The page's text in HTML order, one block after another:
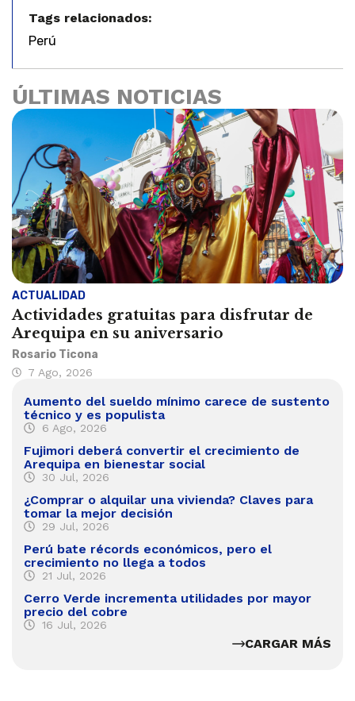
Tags relacionados:
Perú
ÚLTIMAS NOTICIAS
ACTUALIDAD
Actividades gratuitas para disfrutar de
Arequipa en su aniversario
Rosario Ticona
7 Ago, 2026
Aumento del sueldo mínimo carece de sustento
técnico y es populista
6 Ago, 2026
Fujimori deberá convertir el crecimiento de
Arequipa en bienestar social
30 Jul, 2026
¿Comprar o alquilar una vivienda? Claves para
tomar la mejor decisión
29 Jul, 2026
Perú bate récords económicos, pero el
crecimiento no llega a todos
21 Jul, 2026
Cerro Verde incrementa utilidades por mayor
precio del cobre
16 Jul, 2026
CARGAR MÁS